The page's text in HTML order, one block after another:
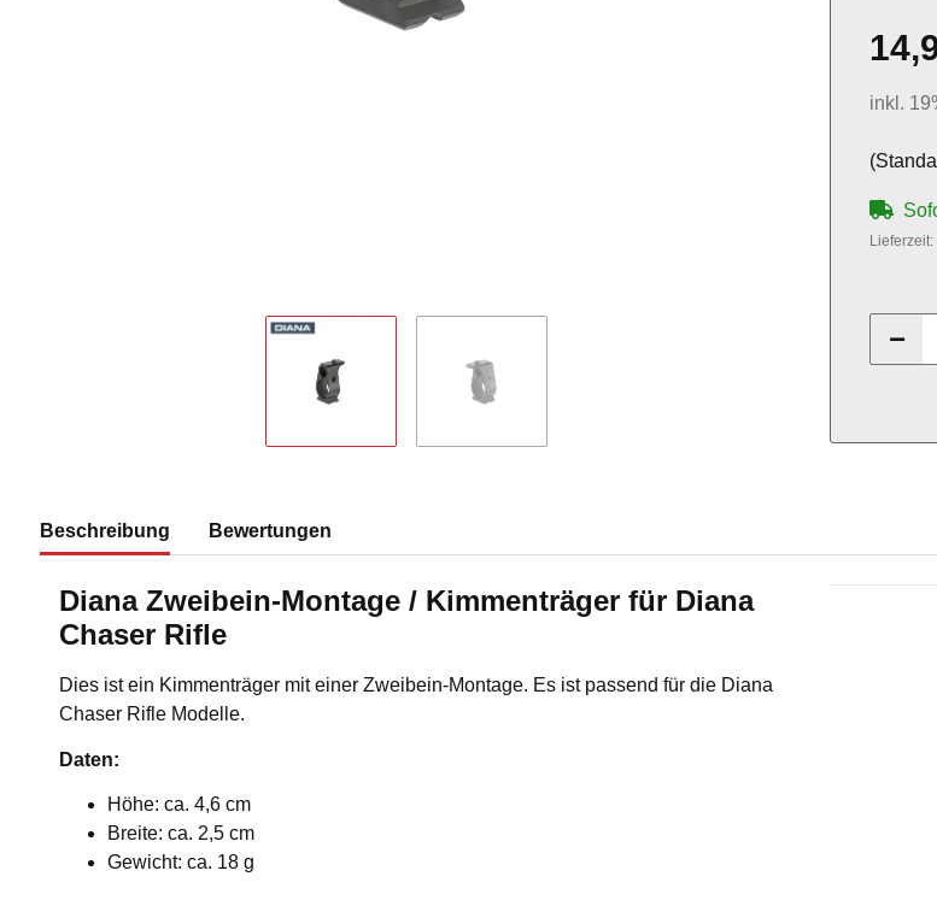
inkl.
Lieferzeit:
Beschreibung Bewertungen
Diana Zweibein-Montage / Kimmenträger für Diana
Chaser Rifle
Dies ist ein Kimmenträger mit einer Zweibein-Montage. Es ist passend für die Diana
Chaser Rifle Modelle.
Daten:
Höhe: ca. 4,6 cm
Breite: ca. 2,5 cm
Gewicht: ca. 18 g